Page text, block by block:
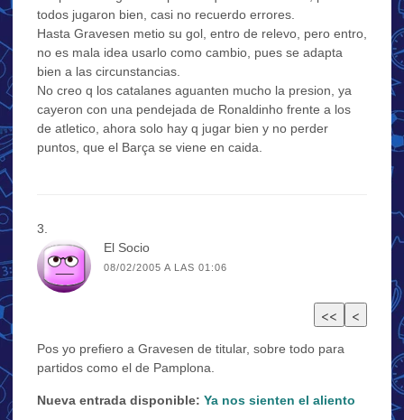
todos jugaron bien, casi no recuerdo errores.
Hasta Gravesen metio su gol, entro de relevo, pero entro,
no es mala idea usarlo como cambio, pues se adapta
bien a las circunstancias.
No creo q los catalanes aguanten mucho la presion, ya
cayeron con una pendejada de Ronaldinho frente a los
de atletico, ahora solo hay q jugar bien y no perder
puntos, que el Barça se viene en caida.
El Socio
08/02/2005 A LAS 01:06
Pos yo prefiero a Gravesen de titular, sobre todo para
partidos como el de Pamplona.
Nueva entrada disponible: Ya nos sienten el aliento